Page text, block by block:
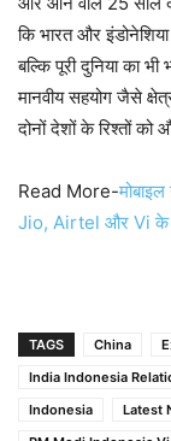
कि भारत और
बल्कि पूरी दुनिया का
मानवीय सहयोग जैसे
दोनों देशों के रिश्तों को
Read More-
Jio, Airtel और Vi के
TAGS China
India Indonesia
Indonesia
Latest